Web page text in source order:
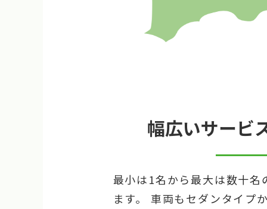
幅広いサービ
最小は1名から最大は数十名
ます。 車両もセダンタイプ